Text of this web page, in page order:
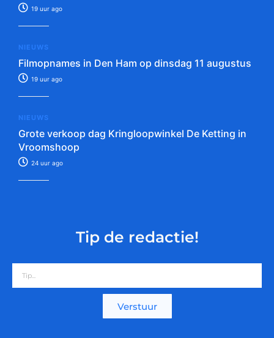
19 uur ago
NIEUWS
Filmopnames in Den Ham op dinsdag 11 augustus
19 uur ago
NIEUWS
Grote verkoop dag Kringloopwinkel De Ketting in
Vroomshoop
24 uur ago
Tip de redactie!
Verstuur